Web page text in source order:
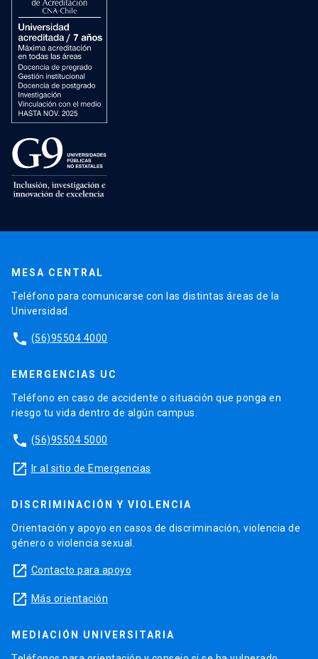
MESA CENTRAL
Teléfono para comunicarse con las distintas áreas de la
Universidad.
phone (56)95504 4000
EMERGENCIAS UC
Teléfono en caso de accidente o situación que ponga en
riesgo tu vida dentro de algún campus.
phone (56)95504 5000
launch Ir al sitio de Emergencias
DISCRIMINACIÓN Y VIOLENCIA
Orientación y apoyo en casos de discriminación, violencia de
género o violencia sexual.
launch Contacto para apoyo
launch Más orientación
MEDIACIÓN UNIVERSITARIA